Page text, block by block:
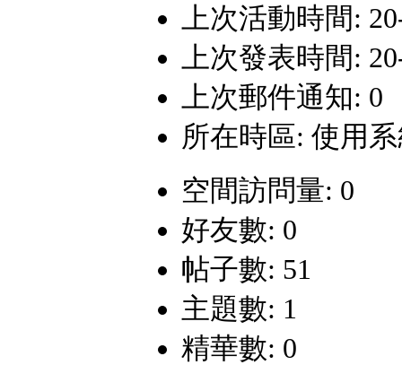
上次活動時間:
上次發表時間:
上次郵件通知: 0
所在時區: 使用
空間訪問量: 0
好友數: 0
帖子數: 51
主題數: 1
精華數: 0